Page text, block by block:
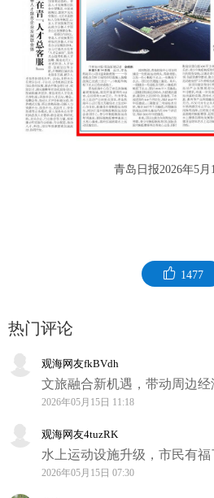
青岛日报2026年5月
1477
热门评论
观海网友fkBVdh
文旅融合新机遇，带动周边经
2026年05月15日 11:18
观海网友4tuzRK
水上运动设施升级，市民有福
2026年05月15日 07:30